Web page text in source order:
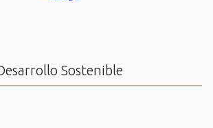
Sostenible